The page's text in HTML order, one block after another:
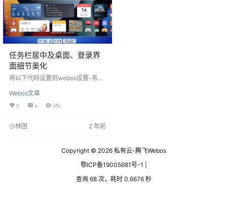
任务栏居中及桌面、登录界
面细节美化
将以下代码设置到webos设置–系统
desktop>.desktopCont .dskApp
{min-height: 100px;max-height: 1
00px;max-width: 80px;box-sizing:
portant;ju…
Webos文章
0 4 654
小林囝 2 年前
Copyright © 2026私有云-腾飞Webos
鄂ICP备19005681号-1 |
查询 68 次，耗时 0.6676 秒